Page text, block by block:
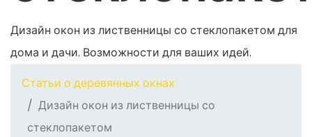
Дизайн окон из лиственницы со стеклопакетом для
дома и дачи. Возможности для ваших идей.
Статьи о деревянных окнах
Дизайн окон из лиственницы со
стеклопакетом